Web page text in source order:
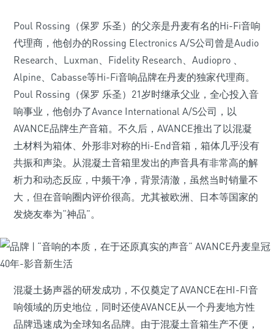
Poul Rossing（保罗 乐圣）的父亲是丹麦有名的Hi-Fi音响
代理商，他创办的Rossing Electronics A/S公司曾是Audio
Research、Luxman、Fidelity Research、Audiopro 、
Alpine、Cabasse等Hi-Fi音响品牌在丹麦的独家代理商。
Poul Rossing（保罗 乐圣）21岁时继承父业，全心投入音
响事业，他创办了Avance International A/S公司，以
AVANCE品牌生产音箱。不久后，AVANCE推出了以混凝
土材料为箱体、外形非对称的Hi-End音箱，箱体几乎没有
共振和声染。从混凝土音箱里发出的声音具有非常高的解
析力和动态反应，中频干净，背景清澈，虽然当时销量不
大，但在音响圈内评价很高。尤其被欧洲、日本等国家的
发烧友奉为“神品”。
混凝土扬声器的研发成功，不仅奠定了AVANCE在HI-FI音
响领域的历史地位，同时还使AVANCE从一个丹麦地方性
品牌迅速成为全球知名品牌。由于混凝土音箱生产不便，